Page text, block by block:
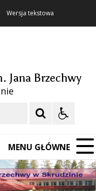
Wersja tekstowa
Jana Brzechwy
MENU GŁÓWNE